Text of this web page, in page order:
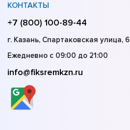
КОНТАКТЫ
+7 (800) 100-89-44
г. Казань, Спартаковская улица, 6
Ежедневно с 09:00 до 21:00
info@fiksremkzn.ru